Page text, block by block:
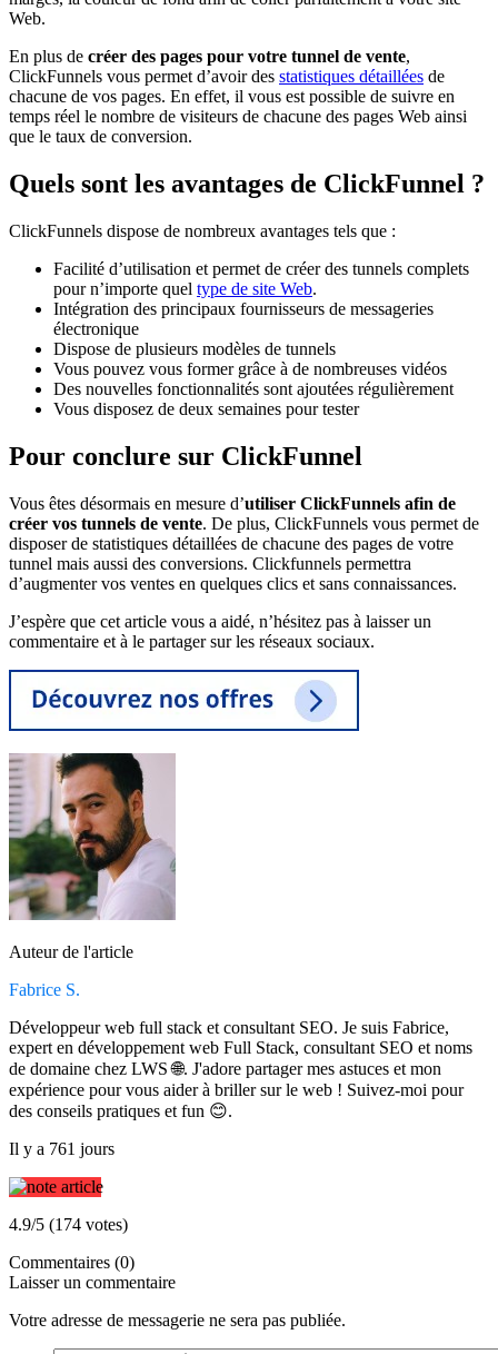
Web.
En plus de créer des pages pour votre tunnel de vente,
ClickFunnels vous permet d’avoir des statistiques détaillées de
chacune de vos pages. En effet, il vous est possible de suivre en
temps réel le nombre de visiteurs de chacune des pages Web ainsi
que le taux de conversion.
Quels sont les avantages de ClickFunnel ?
ClickFunnels dispose de nombreux avantages tels que :
Facilité d’utilisation et permet de créer des tunnels complets
pour n’importe quel type de site Web.
Intégration des principaux fournisseurs de messageries
électronique
Dispose de plusieurs modèles de tunnels
Vous pouvez vous former grâce à de nombreuses vidéos
Des nouvelles fonctionnalités sont ajoutées régulièrement
Vous disposez de deux semaines pour tester
Pour conclure sur ClickFunnel
Vous êtes désormais en mesure d’utiliser ClickFunnels afin de
créer vos tunnels de vente. De plus, ClickFunnels vous permet de
disposer de statistiques détaillées de chacune des pages de votre
tunnel mais aussi des conversions. Clickfunnels permettra
d’augmenter vos ventes en quelques clics et sans connaissances.
J’espère que cet article vous a aidé, n’hésitez pas à laisser un
commentaire et à le partager sur les réseaux sociaux.
Auteur de l'article
Fabrice S.
Développeur web full stack et consultant SEO. Je suis Fabrice,
expert en développement web Full Stack, consultant SEO et noms
de domaine chez LWS 🌐. J'adore partager mes astuces et mon
expérience pour vous aider à briller sur le web ! Suivez-moi pour
des conseils pratiques et fun 😊.
Il y a 761 jours
4.9/5 (174 votes)
Commentaires (0)
Laisser un commentaire
Votre adresse de messagerie ne sera pas publiée.